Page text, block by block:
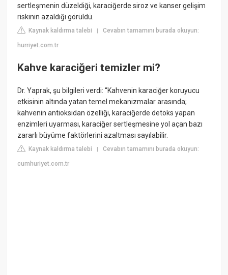
sertleşmenin düzeldiği, karaciğerde siroz ve kanser gelişim
riskinin azaldığı görüldü.
Kaynak kaldırma talebi |Cevabın tamamını burada okuyun:
hurriyet.com.tr
Kahve karaciğeri temizler mi?
Dr. Yaprak, şu bilgileri verdi: “Kahvenin karaciğer koruyucu
etkisinin altında yatan temel mekanizmalar arasında;
kahvenin antioksidan özelliği, karaciğerde detoks yapan
enzimleri uyarması, karaciğer sertleşmesine yol açan bazı
zararlı büyüme faktörlerini azaltması sayılabilir.
Kaynak kaldırma talebi |Cevabın tamamını burada okuyun:
cumhuriyet.com.tr